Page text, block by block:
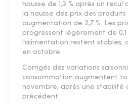
hausse de 1,3 % après un recul
la hausse des prix des
augmentation de 2,7 %. Les
progressent légèrement de
l’alimentation restent stables,
en octobre.
Corrigés des variations
consommation augmentent
novembre, après une stabilité
précédent.